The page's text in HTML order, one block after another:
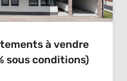
à vendre
sous conditions)